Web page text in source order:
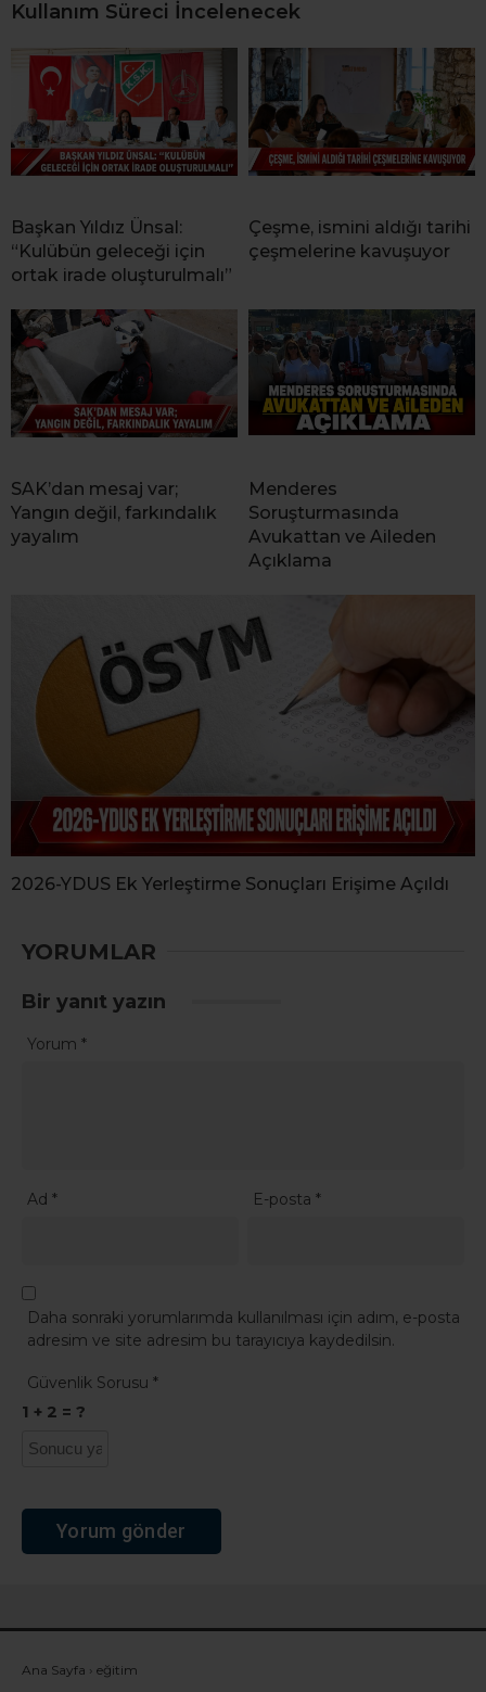
Kullanım Süreci İncelenecek
Başkan Yıldız Ünsal:
“Kulübün geleceği için
ortak irade oluşturulmalı”
Çeşme, ismini aldığı tarihi
çeşmelerine kavuşuyor
SAK’dan mesaj var;
Yangın değil, farkındalık
yayalım
Menderes
Soruşturmasında
Avukattan ve Aileden
Açıklama
2026-YDUS Ek Yerleştirme Sonuçları Erişime Açıldı
YORUMLAR
Bir yanıt yazın
Yorum *
Ad * E-posta*
Daha sonraki yorumlarımda kullanılması için adım, e-posta
adresim ve site adresim bu tarayıcıya kaydedilsin.
Güvenlik Sorusu *
1 + 2 = ?
Ana Sayfa › eğitim